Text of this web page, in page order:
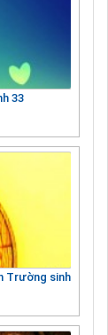
33
Trường sinh